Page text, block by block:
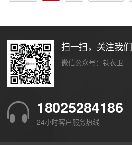
扫一扫，关注我们
微信公众号：铁衣卫
18025284186
24小时客户服务热线